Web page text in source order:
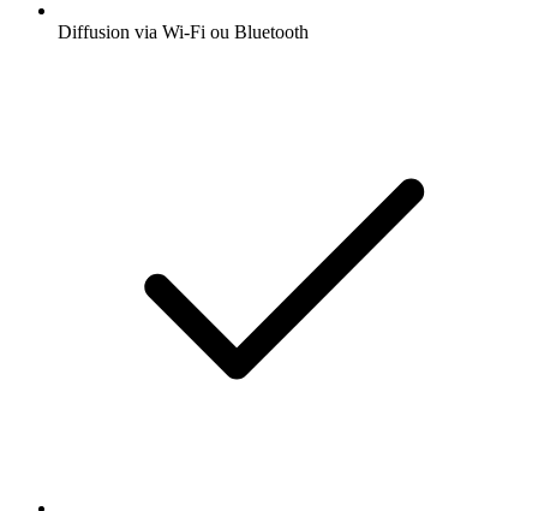
Diffusion via Wi-Fi ou Bluetooth